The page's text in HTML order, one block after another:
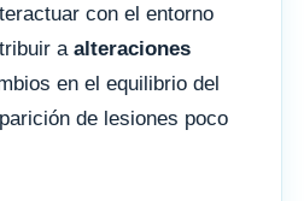
con el entorno
a alteraciones
en el equilibrio del
de lesiones poco